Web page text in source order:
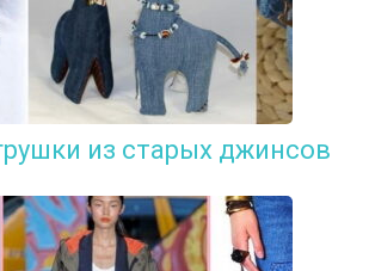
из старых джинсов